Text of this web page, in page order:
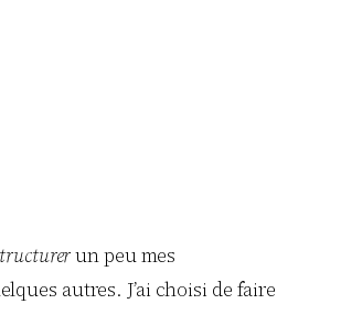
un peu mes
autres. J’ai choisi de faire